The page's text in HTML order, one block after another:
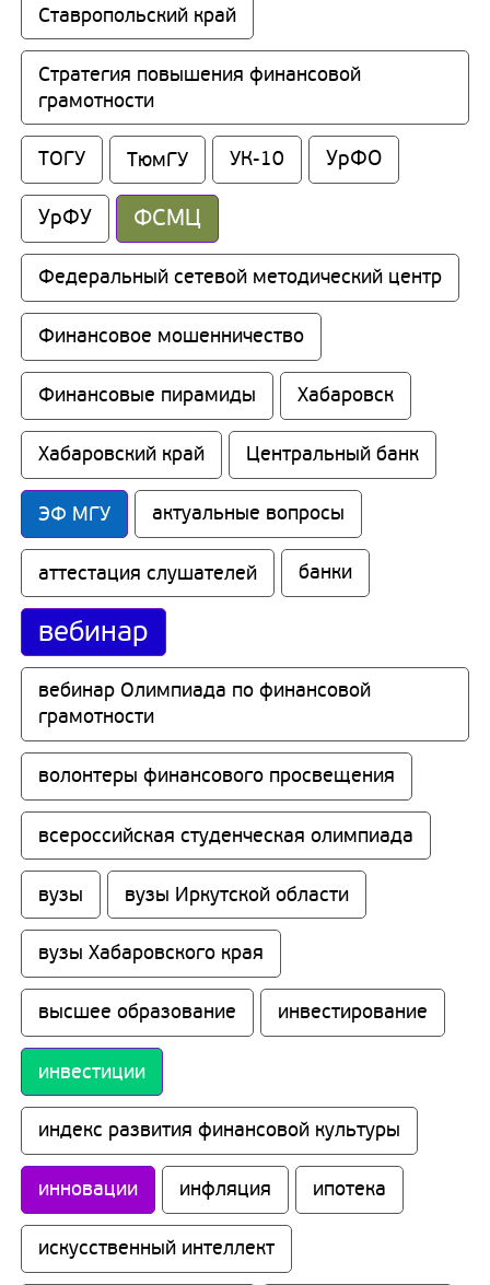
Ставропольский край
Стратегия повышения финансовой
грамотности
ТОГУ ТюмГУ УК-10 УрФО
УрФУ ФСМЦ
Федеральный сетевой методический центр
Финансовое мошенничество
Финансовые пирамиды Хабаровск
Хабаровский край Центральный банк
ЭФ МГУ актуальные вопросы
аттестация слушателей банки
вебинар
вебинар Олимпиада по финансовой
грамотности
волонтеры финансового просвещения
всероссийская студенческая олимпиада
вузы вузы Иркутской области
вузы Хабаровского края
высшее образование инвестирование
инвестиции
индекс развития финансовой культуры
инновации инфляция ипотека
искусственный интеллект